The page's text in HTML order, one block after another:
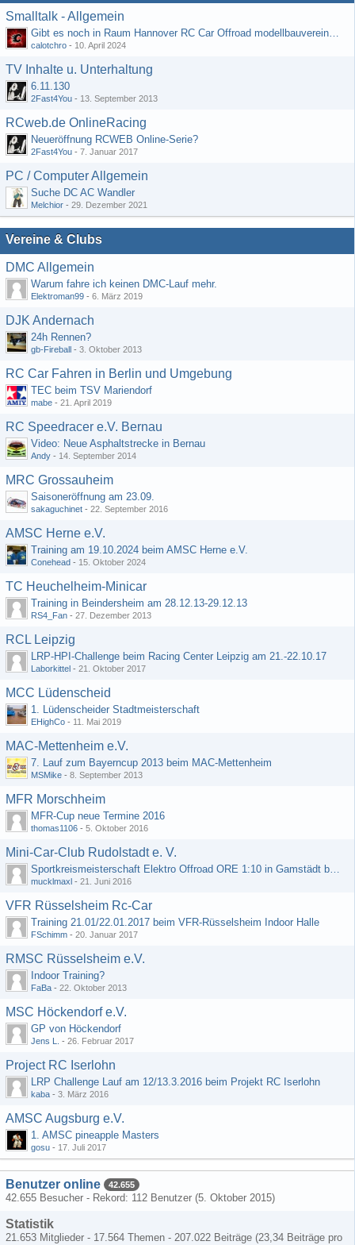
Smalltalk - Allgemein
Gibt es noch in Raum Hannover RC Car Offroad modellbauvereine, habe selbst schon gegoogelt aber erfolglos
calotchro - 10. April 2024
TV Inhalte u. Unterhaltung
6.11.130
2Fast4You - 13. September 2013
RCweb.de OnlineRacing
Neueröffnung RCWEB Online-Serie?
2Fast4You - 7. Januar 2017
PC / Computer Allgemein
Suche DC AC Wandler
Melchior - 29. Dezember 2021
Vereine & Clubs
DMC Allgemein
Warum fahre ich keinen DMC-Lauf mehr.
Elektroman99 - 6. März 2019
DJK Andernach
24h Rennen?
gb-Fireball - 3. Oktober 2013
RC Car Fahren in Berlin und Umgebung
TEC beim TSV Mariendorf
mabe - 21. April 2019
RC Speedracer e.V. Bernau
Video: Neue Asphaltstrecke in Bernau
Andy - 14. September 2014
MRC Grossauheim
Saisoneröffnung am 23.09.
sakaguchinet - 22. September 2016
AMSC Herne e.V.
Training am 19.10.2024 beim AMSC Herne e.V.
Conehead - 15. Oktober 2024
TC Heuchelheim-Minicar
Training in Beindersheim am 28.12.13-29.12.13
RS4_Fan - 27. Dezember 2013
RCL Leipzig
LRP-HPI-Challenge beim Racing Center Leipzig am 21.-22.10.17
Laborkittel - 21. Oktober 2017
MCC Lüdenscheid
1. Lüdenscheider Stadtmeisterschaft
EHighCo - 11. Mai 2019
MAC-Mettenheim e.V.
7. Lauf zum Bayerncup 2013 beim MAC-Mettenheim
MSMike - 8. September 2013
MFR Morschheim
MFR-Cup neue Termine 2016
thomas1106 - 5. Oktober 2016
Mini-Car-Club Rudolstadt e. V.
Sportkreismeisterschaft Elektro Offroad ORE 1:10 in Gamstädt bei Erfurt, Outdoor mit Indoor Ausweichmöglichkeit!!!
mucklmaxl - 21. Juni 2016
VFR Rüsselsheim Rc-Car
Training 21.01/22.01.2017 beim VFR-Rüsselsheim Indoor Halle
FSchimm - 20. Januar 2017
RMSC Rüsselsheim e.V.
Indoor Training?
FaBa - 22. Oktober 2013
MSC Höckendorf e.V.
GP von Höckendorf
Jens L. - 26. Februar 2017
Project RC Iserlohn
LRP Challenge Lauf am 12/13.3.2016 beim Projekt RC Iserlohn
kaba - 3. März 2016
AMSC Augsburg e.V.
1. AMSC pineapple Masters
gosu - 17. Juli 2017
Benutzer online 42.655
42.655 Besucher - Rekord: 112 Benutzer (5. Oktober 2015)
Statistik
21.653 Mitglieder - 17.564 Themen - 207.022 Beiträge (23,34 Beiträge pro